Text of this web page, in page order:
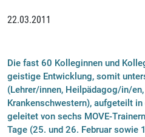
22.03.2011
Die fast 60 Kolleginnen und
geistige Entwicklung, somit
(Lehrer/innen, Heilpädagog/in/
Krankenschwestern), aufgeteilt
geleitet von sechs MOVE-
Tage (25. und 26. Februar sowie